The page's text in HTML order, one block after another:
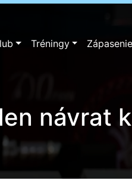
Tréningy Zápasenie
návrat